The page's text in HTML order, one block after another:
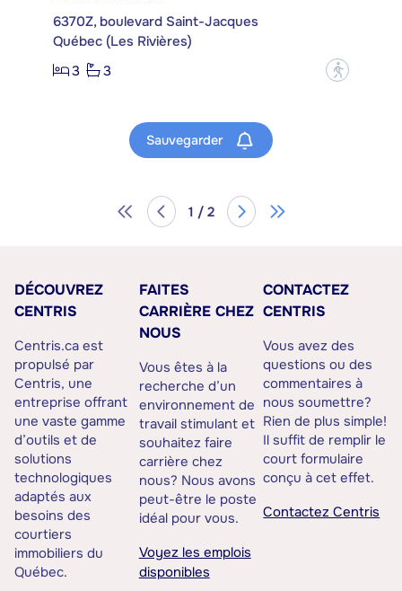
6370Z, boulevard Saint-Jacques
Québec (Les Rivières)
3
3 ?
Sauvegarder
1 / 2
DÉCOUVREZ
CENTRIS
Centris.ca est
propulsé par
Centris, une
entreprise offrant
une vaste gamme
d’outils et de
solutions
technologiques
adaptés aux
besoins des
courtiers
immobiliers du
Québec.
FAITES
CARRIÈRE CHEZ
NOUS
Vous êtes à la
recherche d’un
environnement de
travail stimulant et
souhaitez faire
carrière chez
nous? Nous avons
peut-être le poste
idéal pour vous.
Voyez les emplois
disponibles
CONTACTEZ
CENTRIS
Vous avez des
questions ou des
commentaires à
nous soumettre?
Rien de plus simple!
Il suffit de remplir le
court formulaire
conçu à cet effet.
Contactez Centris